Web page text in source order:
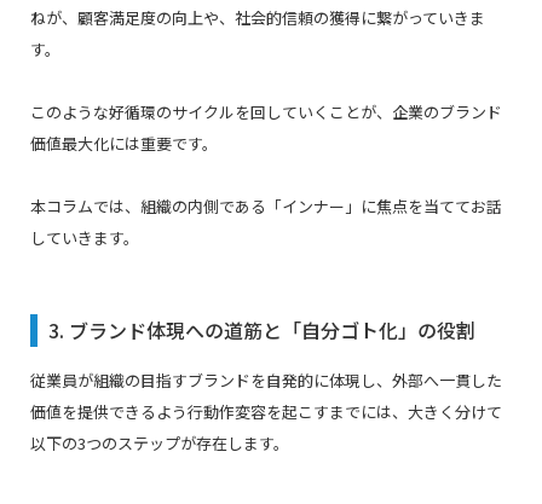
ねが、顧客満足度の向上や、社会的信頼の獲得に繋がっていきま
す。
このような好循環のサイクルを回していくことが、企業のブランド
価値最大化には重要です。
本コラムでは、組織の内側である「インナー」に焦点を当ててお話
していきます。
3. ブランド体現への道筋と「自分ゴト化」の役割
従業員が組織の目指すブランドを自発的に体現し、外部へ一貫した
価値を提供できるよう行動作変容を起こすまでには、大きく分けて
以下の3つのステップが存在します。